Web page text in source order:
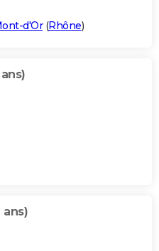
d'Or(Rhône)
ans)